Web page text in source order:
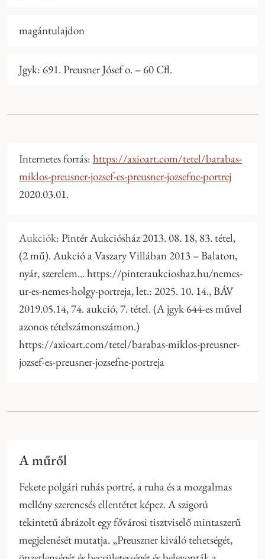
magántulajdon
Jgyk: 691. Preusner Jósef o. – 60 Cfl.
Internetes forrás: https://axioart.com/tetel/barabas-
miklos-preusner-jozsef-es-preusner-jozsefne-portrej
2020.03.01.
Aukciók: Pintér Aukciósház 2013. 08. 18, 83. tétel,
(2 mű). Aukció a Vaszary Villában 2013 – Balaton,
nyár, szerelem... https://pinteraukcioshaz.hu/nemes-
ur-es-nemes-holgy-portreja, let.: 2025. 10. 14., BÁV
2019.05.14, 74. aukció, 7. tétel. (A jgyk 644-es művel
azonos tételszámonszámon.)
https://axioart.com/tetel/barabas-miklos-preusner-
jozsef-es-preusner-jozsefne-portreja
A műről
Fekete polgári ruhás portré, a ruha és a mozgalmas
mellény szerencsés ellentétet képez. A szigorú
tekintetű ábrázolt egy fővárosi tisztviselő mintaszerű
megjelenését mutatja. „Preuszner kiváló tehetségét,